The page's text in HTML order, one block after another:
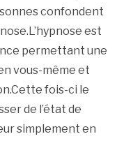
confondent
est
permettant une
vous-même et
fois-ci le
de l’état de
simplement en